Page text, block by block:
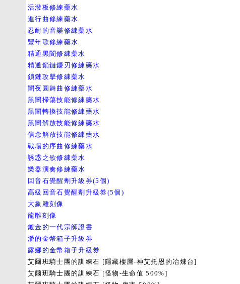
活潑板修練藥水
進行曲修練藥水
忍耐的音樂修練藥水
豐年歌修練藥水
精通黑闇修練藥水
精通鎖鏈鐮刃修練藥水
鎖鏈攻擊修練藥水
闇夜圓舞曲修練藥水
黑闇掃蕩技能修練藥水
黑闇轉換技能修練藥水
黑闇解放技能修練藥水
信念解放技能修練藥水
戰場的序曲修練藥水
誘惑之歌修練藥水
樂器演奏修練藥水
回音石覺醒劑升級券(5個)
高級回音石覺醒劑升級券(5個)
大象雕刻像
龍雕刻像
鍍金的一代宗師證書
潘的金幣箱子升級券
露娜的金幣箱子升級券
艾爾班騎士團的訓練石 [隱藏樓層-神艾托恩的冶煉台]
艾爾班騎士團的訓練石 [怪物-生命值 500%]